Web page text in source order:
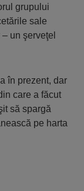
grupului
sale
un şerveţel
în prezent, dar
care a făcut
să spargă
pe harta